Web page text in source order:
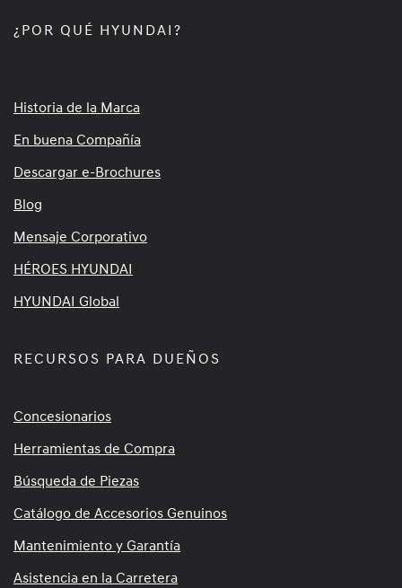
¿POR QUÉ HYUNDAI?
Historia de la Marca
En buena Compañía
Descargar e-Brochures
Blog
Mensaje Corporativo
HÉROES HYUNDAI
HYUNDAI Global
RECURSOS PARA DUEÑOS
Concesionarios
Herramientas de Compra
Búsqueda de Piezas
Catálogo de Accesorios Genuinos
Mantenimiento y Garantía
Asistencia en la Carretera